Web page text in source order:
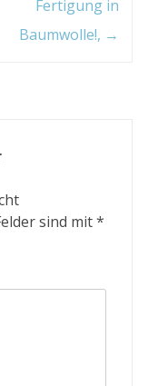
Fertigung in
Baumwolle!, →
sind mit*